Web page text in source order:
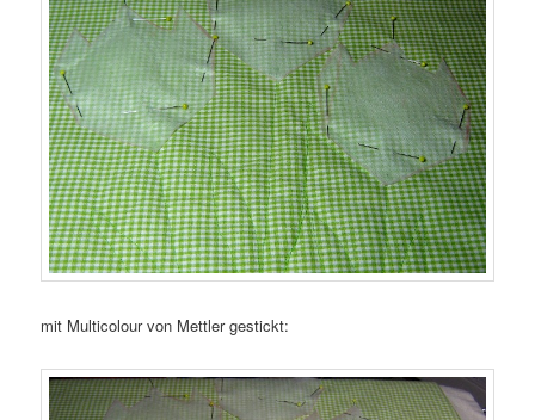
mit Multicolour von Mettler gestickt: